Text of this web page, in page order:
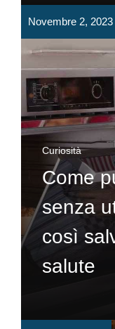
Novembre 2, 2023
Curiosità
Come
senza
così
salute